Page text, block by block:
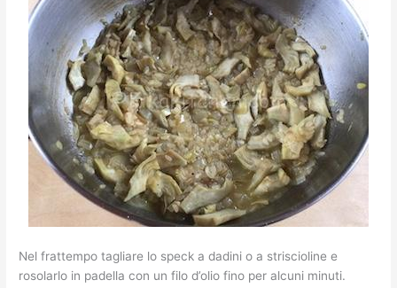
Nel frattempo tagliare lo speck a dadini o a striscioline e
rosolarlo in padella con un filo d’olio fino per alcuni minuti.